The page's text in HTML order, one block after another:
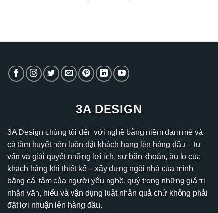
3A DESIGN
3A Design chúng tôi đến với nghề bằng niềm đam mê và
cả tâm huyết nên luôn đặt khách hàng lên hàng đầu – tư
vấn và giải quyết những lợi ích, sự băn khoăn, âu lo của
khách hàng khi thiết kế – xây dựng ngôi nhà của mình
bằng cái tâm của người yêu nghề, quý trọng những giá trị
nhân văn, hiểu và vận dụng luật nhân quả chứ không phải
đặt lợi nhuận lên hàng đầu.